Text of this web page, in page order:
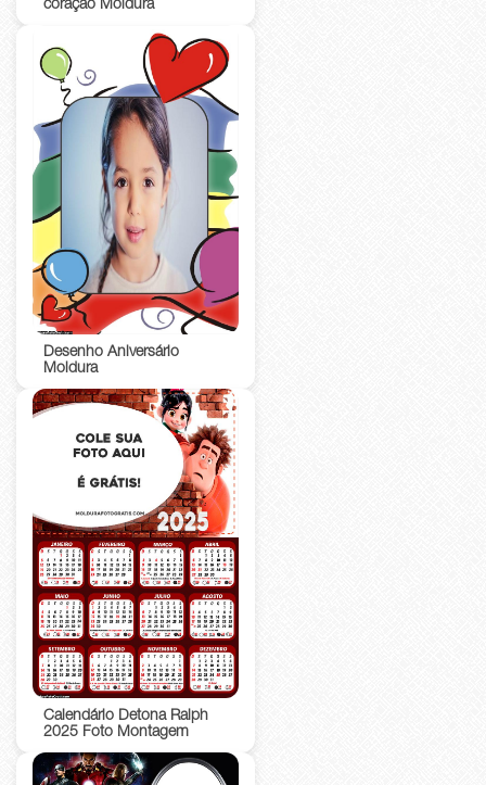
coração Moldura
Desenho Aniversário
Moldura
Calendário Detona Ralph
2025 Foto Montagem